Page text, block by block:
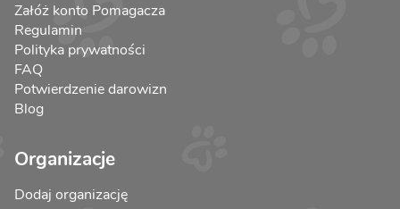
Załóż konto Pomagacza
Regulamin
Polityka prywatności
FAQ
Potwierdzenie darowizn
Blog
Organizacje
Dodaj organizację